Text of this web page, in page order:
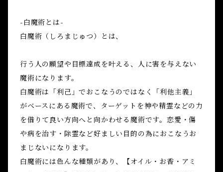
-白魔術とは-
白魔術（しろまじゅつ）とは、
行う人の願望や目標達成を叶える、人に害を与えない
魔術になります。
白魔術は「利己」でおこなうのではなく「利他主義」
がベースにある魔術で、ターゲットを神や精霊などの力
を借りて良い方向へと向かわせる魔術です。恋愛・傷
や病を治す・除霊など好ましい目的の為におこなうお
まじないになります。
白魔術には色んな種類があり、【オイル・お香・アミ